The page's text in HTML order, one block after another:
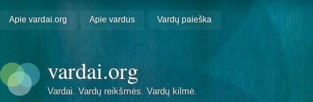
Apie vardai.org Apie vardus Vardų paieška
vardai.org
Vardai. Vardų reikšmės. Vardų kilmė.